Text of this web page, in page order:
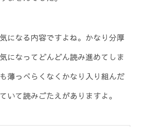
になる内容ですよね。かなり分厚
になってどんどん読み進めてしま
薄っぺらくなくかなり入り組んだ
いて読みごたえがありますよ。